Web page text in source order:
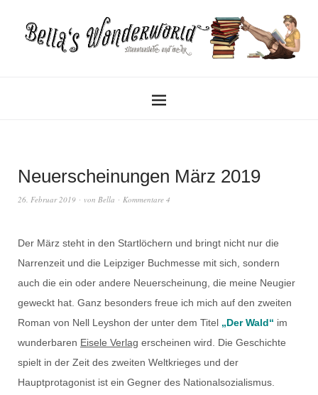
Neuerscheinungen März 2019
26. Februar 2019 von Bella Kommentare 4
Der März steht in den Startlöchern und bringt nicht nur die
Narrenzeit und die Leipziger Buchmesse mit sich, sondern
auch die ein oder andere Neuerscheinung, die meine Neugier
geweckt hat. Ganz besonders freue ich mich auf den zweiten
Roman von Nell Leyshon der unter dem Titel „Der Wald“ im
wunderbaren Eisele Verlag erscheinen wird. Die Geschichte
spielt in der Zeit des zweiten Weltkrieges und der
Hauptprotagonist ist ein Gegner des Nationalsozialismus.